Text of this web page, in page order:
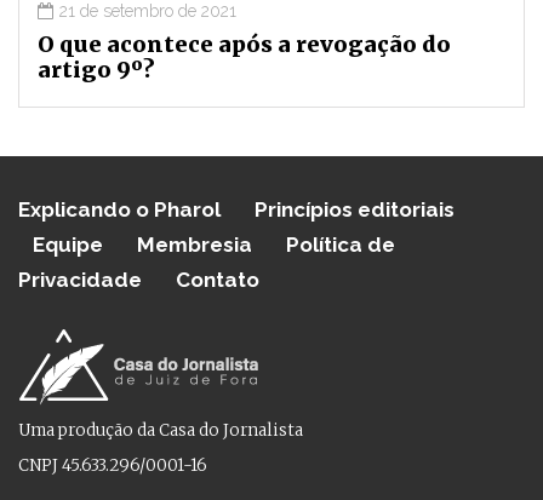
21 de setembro de 2021
O que acontece após a revogação do
artigo 9º?
Explicando o Pharol
Princípios editoriais
Equipe
Membresia
Política de
Privacidade
Contato
Uma produção da Casa do Jornalista
CNPJ 45.633.296/0001-16